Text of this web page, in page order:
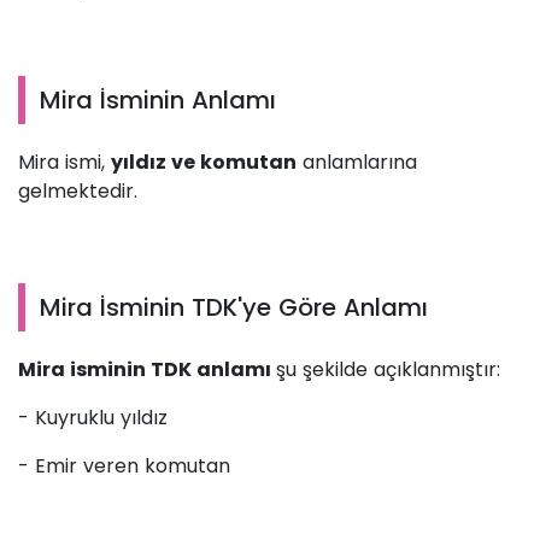
Mira İsminin Anlamı
Mira ismi, yıldız ve komutan anlamlarına
gelmektedir.
Mira İsminin TDK'ye Göre Anlamı
Mira isminin TDK anlamı şu şekilde açıklanmıştır:
- Kuyruklu yıldız
- Emir veren komutan